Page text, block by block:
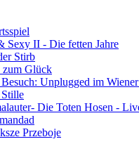
Sexy II - Die fetten Jahre
Stirb
zum Glück
Unplugged im
Die Toten Hosen -
Przeboje